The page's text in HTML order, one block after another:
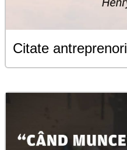
Citate antreprenori